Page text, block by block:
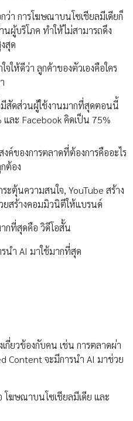
า การโฆษณาบนโซเชียลมีเดียก็
ผู้บริโภค ทำให้ไม่สามารถดึง
สุด
ให้ดีว่า ลูกค้าของตัวเองคือใคร
สัดส่วนผู้ใช้งานมากที่สุดตอนนี้
และ Facebook คิดเป็น 75%
ค์ของการตลาดที่ต้องการคืออะไร
ต้อง
ะตุ้นความสนใจ, YouTube สร้าง
ยสร้างคอมมิวนิตีให้แบรนด์
กที่สุดคือ วิดีโอสั้น
นำ AI มาใช้มากที่สุด
ยวข้องกับคน เช่น การตลาดผ่า
Content จะมีการนำ AI มาช่วย
ฆษณาบนโซเชียลมีเดีย และ